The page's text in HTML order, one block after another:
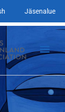
Jäsenalue